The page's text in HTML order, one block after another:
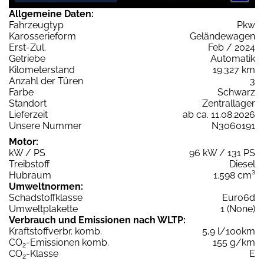
Allgemeine Daten:
Fahrzeugtyp
Pkw
Karosserieform
Geländewagen
Erst-Zul.
Feb / 2024
Getriebe
Automatik
Kilometerstand
19.327 km
Anzahl der Türen
3
Farbe
Schwarz
Standort
Zentrallager
Lieferzeit
ab ca. 11.08.2026
Unsere Nummer
N3060191
Motor:
kW / PS
96 kW / 131 PS
Treibstoff
Diesel
Hubraum
1.598 cm³
Umweltnormen:
Schadstoffklasse
Euro6d
Umweltplakette
1 (None)
Verbrauch und Emissionen nach WLTP:
Kraftstoffverbr. komb.
5,9 l/100km
CO2-Emissionen komb.
155 g/km
CO2-Klasse
E